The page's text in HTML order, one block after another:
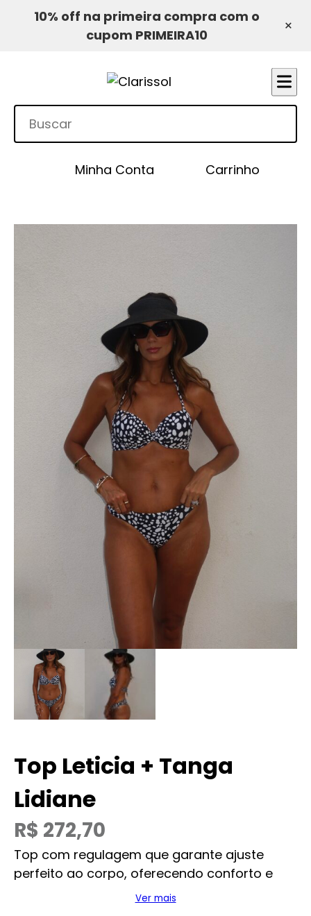
10% off na primeira compra com o
cupom PRIMEIRA10
×
Minha Conta Carrinho
Top Leticia + Tanga
Lidiane
R$ 272,70
Top com regulagem que garante ajuste
perfeito ao corpo, oferecendo conforto e
segurança ao vestir. A tanga possui
Ver mais